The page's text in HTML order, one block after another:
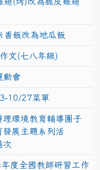
飯改為地瓜飯
文(七八年級)
動會
10/27菜單
環境教育輔導團子
發展主題系列活
次
度全國教師研習工作